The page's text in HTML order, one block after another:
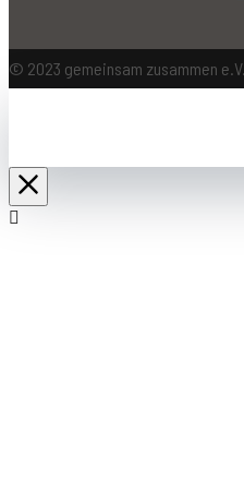
© 2023 gemeinsam zusammen e.V.